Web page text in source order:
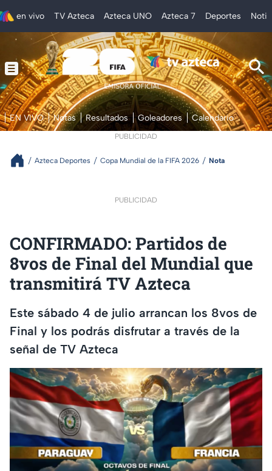
en vivo TV Azteca Azteca UNO Azteca 7 Deportes
EN VIVO Notas Resultados Goleadores Calendario
PUBLICIDAD
Azteca Deportes Copa Mundial de la FIFA 2026 Nota
PUBLICIDAD
CONFIRMADO: Partidos de
8vos de Final del Mundial que
transmitirá TV Azteca
Este sábado 4 de julio arrancan los 8vos de
Final y los podrás disfrutar a través de la
señal de TV Azteca